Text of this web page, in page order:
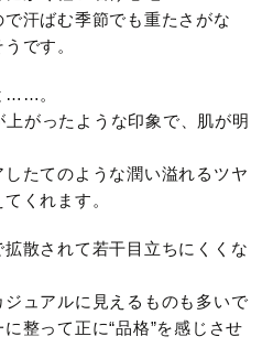
汗ばむ季節でも重たさがな
です。
……。
がったような印象で、肌が明
たてのような潤い溢れるツヤ
くれます。
散されて若干目立ちにくくな
ュアルに見えるものも多いで
整って正に“品格”を感じさせ